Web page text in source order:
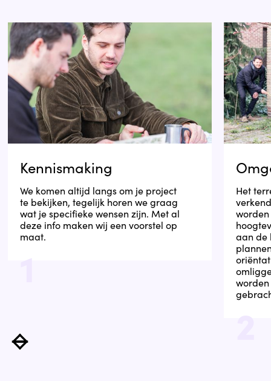
Kennismaking
We komen altijd langs om je project
te bekijken, tegelijk horen we graag
wat je specifieke wensen zijn. Met al
deze info maken wij een voorstel op
maat.
Het
aan de